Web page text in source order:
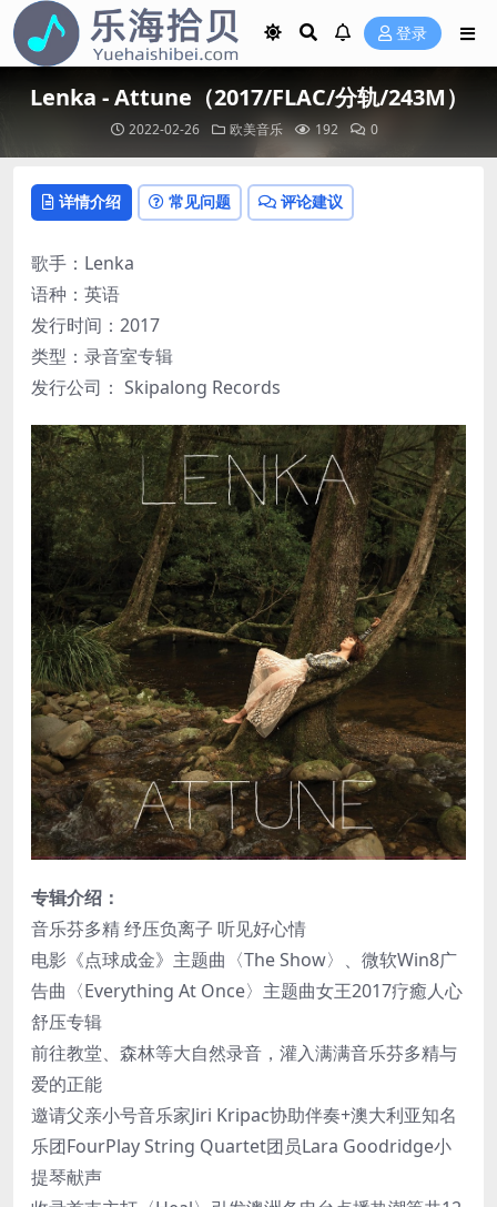
登录
Lenka - Attune（2017/FLAC/分轨/243M）
2022-02-26 欧美音乐 192 0
详情介绍 常见问题 评论建议
歌手：Lenka
语种：英语
发行时间：2017
类型：录音室专辑
发行公司： Skipalong Records
专辑介绍：
音乐芬多精 纾压负离子 听见好心情
电影《点球成金》主题曲〈The Show〉、微软Win8广
告曲〈Everything At Once〉主题曲女王2017疗癒人心
舒压专辑
前往教堂、森林等大自然录音，灌入满满音乐芬多精与
爱的正能
邀请父亲小号音乐家Jiri Kripac协助伴奏+澳大利亚知名
乐团FourPlay String Quartet团员Lara Goodridge小
提琴献声